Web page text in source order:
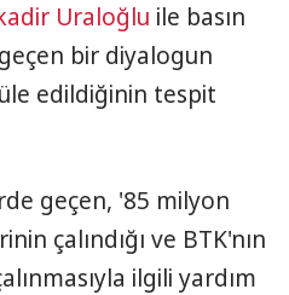
Uraloğlu ile basın
bir diyalogun
edildiğinin tespit
geçen, '85 milyon
çalındığı ve BTK'nın
ilgili yardım